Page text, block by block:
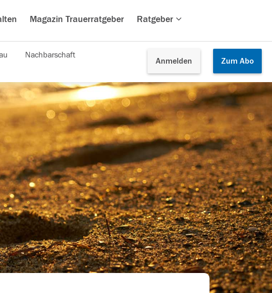
Magazin Trauerratgeber Ratgeber
Anmelden Zum Abo
Nachbarschaft